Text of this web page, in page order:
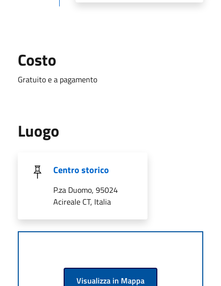
Costo
Gratuito e a pagamento
Luogo
Centro storico
P.za Duomo, 95024
Acireale CT, Italia
Visualizza in Mappa